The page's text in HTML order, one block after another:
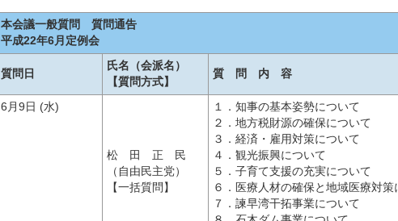
本会議一般質問 質問通告
平成22年6月定例会
質問日
氏名（会派名）
【質問方式】
質 問 内 容
6月9日 (水)
松 田 正 民
（自由民主党）
【一括質問】
１．知事の基本姿勢について
２．地方税財源の確保について
３．経済・雇用対策について
４．観光振興について
５．子育て支援の充実について
６．医療人材の確保と地域医療対策
７．諫早湾干拓事業について